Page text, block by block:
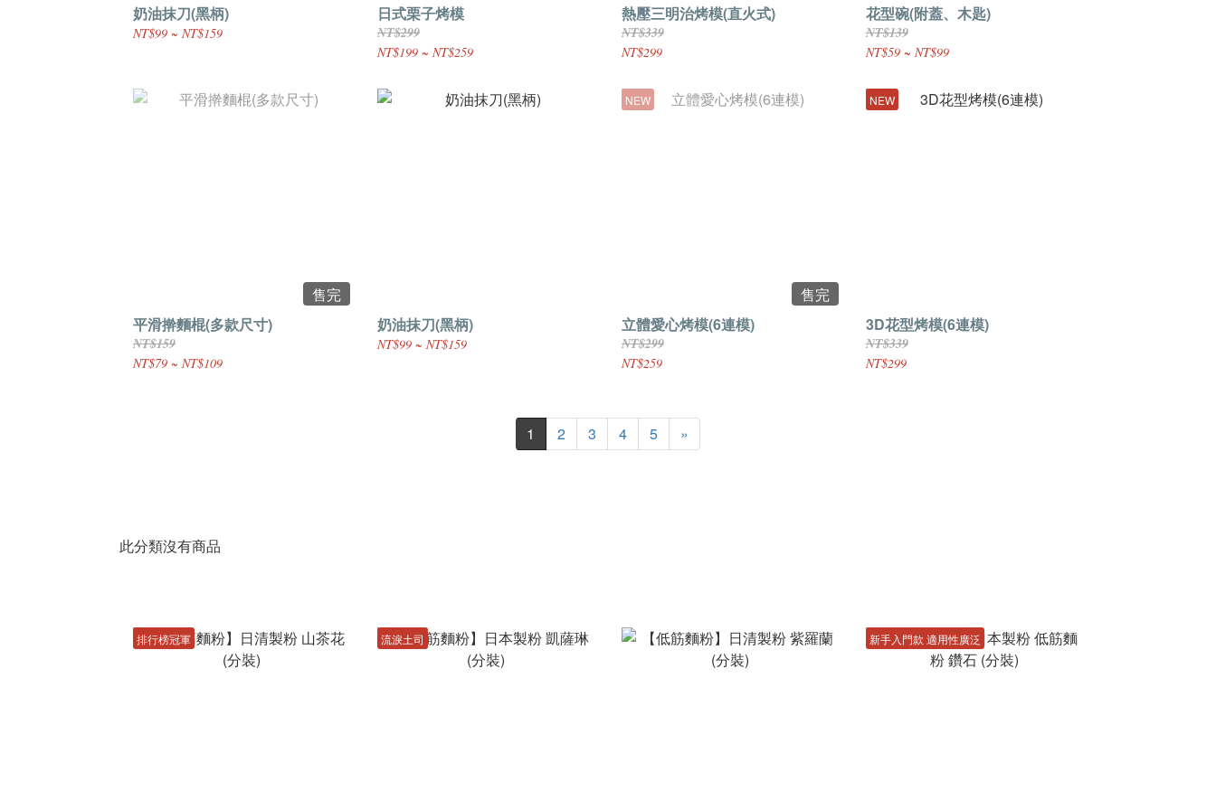
奶油抹刀(黑柄)
NT$99 ~ NT$159
日式栗子烤模
NT$299
NT$199 ~ NT$259
熱壓三明治烤模(直火式)
NT$339
NT$299
花型碗(附蓋、木匙)
NT$139
NT$59 ~ NT$99
售完
平滑擀麵棍(多款尺寸)
NT$159
NT$79 ~ NT$109
奶油抹刀(黑柄)
NT$99 ~ NT$159
NEW
售完
立體愛心烤模(6連模)
NT$299
NT$259
NEW
3D花型烤模(6連模)
NT$339
NT$299
1 2 3 4 5 »
此分類沒有商品
排行榜冠軍 流淚土司 新手入門款 適用性廣泛